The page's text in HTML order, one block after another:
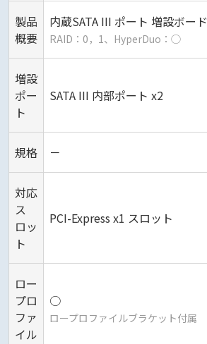
製品
概要
内蔵SATA III ポート 増設ボード
RAID：0，1、HyperDuo：◯
増設
ポー
ト
SATA III 内部ポート x2
規格 －
対応
ス
ロッ
ト
PCI-Express x1 スロット
ロー
プロ
ファ
イル
○
ロープロファイルブラケット付属